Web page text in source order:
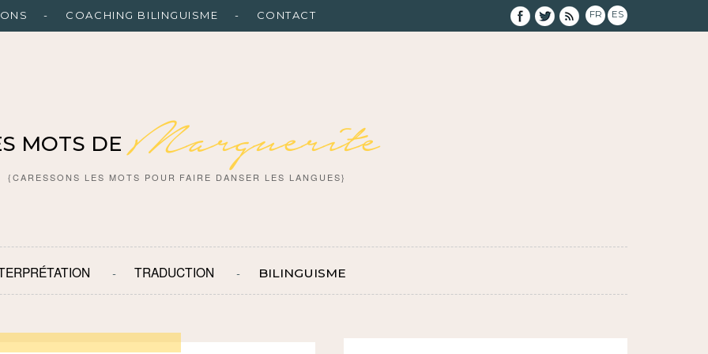
COACHING BILINGUISME CONTACT FR ES
MOTS DE Marguerite
{CARESSONS LES MOTS POUR FAIRE DANSER LES LANGUES}
TRADUCTION BILINGUISME